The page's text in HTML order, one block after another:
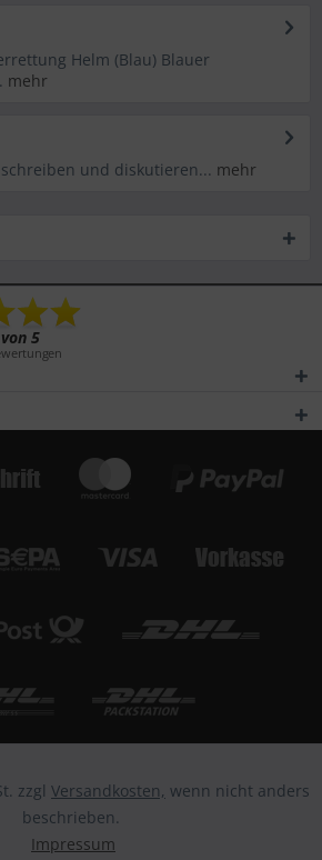
Helm (Blau) Blauer
mehr
und diskutieren... mehr
zzgl Versandkosten, wenn nicht anders
beschrieben.
Impressum